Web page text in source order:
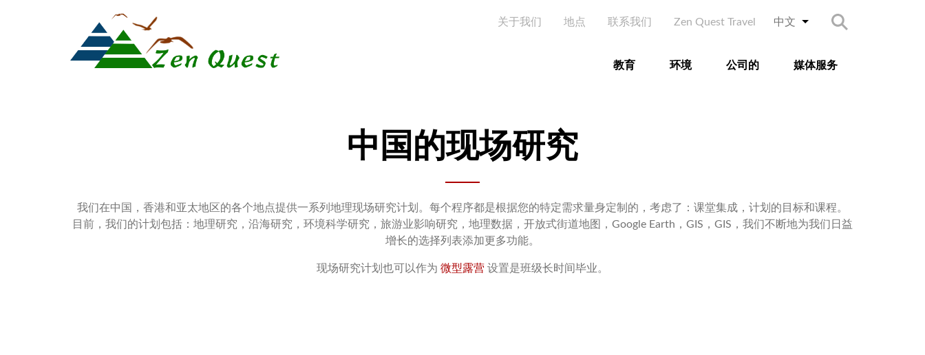
Secondary Menu
关于我们 地点 联系我们 Zen Quest Travel 中文 列出额外的动作
Search
教育 环境 公司的 媒体服务
中国的现场研究
我们在中国，香港和亚太地区的各个地点提供一系列地理现场研究计划。每个程序都是根据您的特定需求量身定制的，考虑了：课堂集成，计划的目标和课程。
目前，我们的计划包括：地理研究，沿海研究，环境科学研究，旅游业影响研究，地理数据，开放式街道地图，Google Earth，GIS，GIS，我们不断地为我们日益
增长的选择列表添加更多功能。
现场研究计划也可以作为 微型露营 设置是班级长时间毕业。